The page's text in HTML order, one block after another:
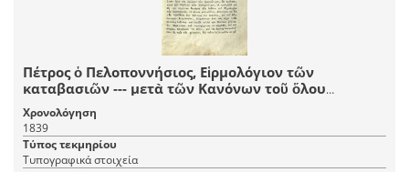
Πέτρος ὁ Πελοποννήσιος, Εἱρμολόγιον τῶν
καταβασιῶν --- μετὰ τῶν Κανόνων τοῦ ὅλου
ἐνιαυτοῦ καὶ συντόμου Εἱρμολογίου ---
ἐπιθεωρηθέντα --- παρὰ Ἰωάννου Λαμαπδαρίου Νῦν
δεύτερον ἐκδοθὲν ---, Κωνσταντινούπολη, Ἐκ τῆς τοῦ
Παναγίου Τάφου Τυπογραφίας, 1839.
Χρονολόγηση
1839
Τύπος τεκμηρίου
Τυπογραφικά στοιχεία